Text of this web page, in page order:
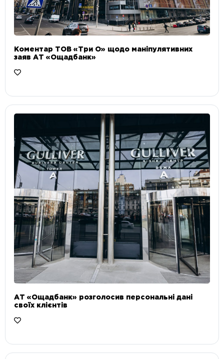
Коментар ТОВ «Три О» щодо маніпулятивних
заяв АТ «Ощадбанк»
АТ «Ощадбанк» розголосив персональні дані
своїх клієнтів